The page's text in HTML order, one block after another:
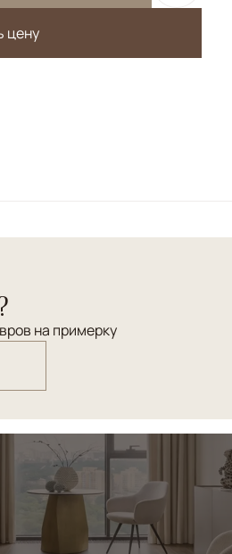
цену
Бордовый,
Высокая узелковая плотность.
на примерку